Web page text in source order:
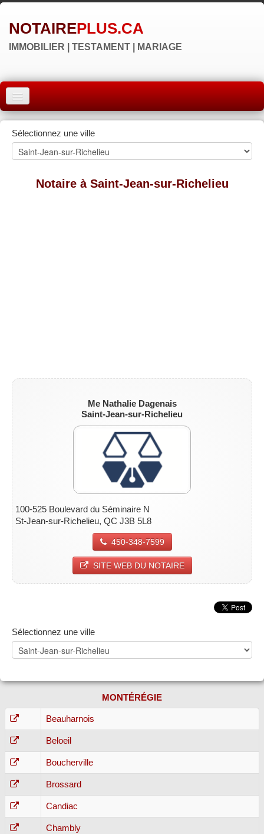
NOTAIREPLUS.CA
IMMOBILIER | TESTAMENT | MARIAGE
ACCUEIL
MONTRÉAL
QUÉBEC
LAVAL
Sélectionnez une ville
Notaire à Saint-Jean-sur-Richelieu
Me Nathalie Dagenais
Saint-Jean-sur-Richelieu
100-525 Boulevard du Séminaire N
St-Jean-sur-Richelieu, QC J3B 5L8
450-348-7599
SITE WEB DU NOTAIRE
Sélectionnez une ville
MONTÉRÉGIE
Beauharnois
Beloeil
Boucherville
Brossard
Candiac
Chambly